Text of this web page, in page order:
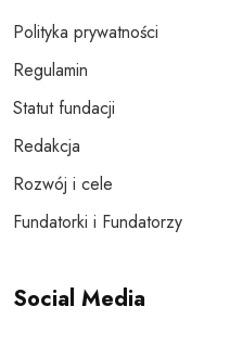
Polityka prywatności
Regulamin
Statut fundacji
Redakcja
Rozwój i cele
Fundatorki i Fundatorzy
Social Media